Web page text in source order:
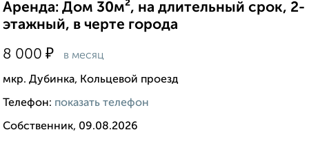
Аренда: Дом 30м², на длительный срок, 2-
этажный, в черте города
8 000 ₽ в месяц
мкр. Дубинка, Кольцевой проезд
Телефон: показать телефон
Собственник, 09.08.2026